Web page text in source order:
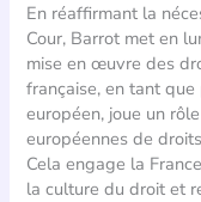
En réaffirmant la
Cour, Barrot met en
mise en œuvre des
française, en tant
européen, joue un
européennes de
Cela engage la
la culture du droit et